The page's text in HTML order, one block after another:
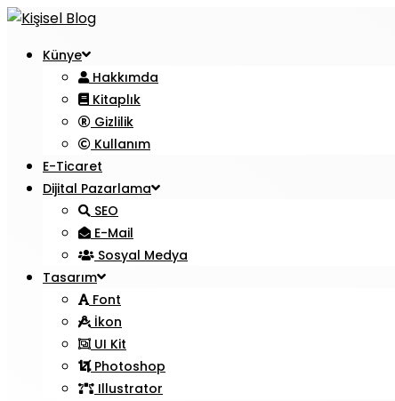
Künye
Hakkımda
Kitaplık
Gizlilik
Kullanım
E-Ticaret
Dijital Pazarlama
SEO
E-Mail
Sosyal Medya
Tasarım
Font
İkon
UI Kit
Photoshop
Illustrator